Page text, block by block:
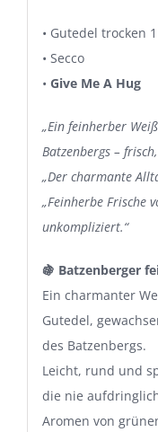
• Gutedel trocken
• Secco
• Give Me A Hug
„Ein feinherber
Batzenbergs –
„Der charmante
„Feinherbe Frische
unkompliziert.“
🍇 Batzenberger
Ein charmanter
Gutedel,
des Batzenbergs.
Leicht, rund und
die nie
Aromen von